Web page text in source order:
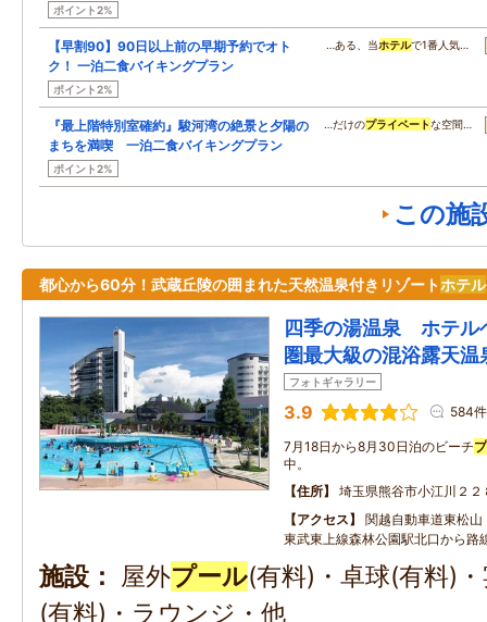
ポイント2%
【早割90】90日以上前の早期予約でオト
ク！ 一泊二食バイキングプラン
ポイント2%
…ある、当ホテルで1番人気…
『最上階特別室確約』駿河湾の絶景と夕陽の
まちを満喫 一泊二食バイキングプラン
ポイント2%
…だけのプライベートな空間…
この施
都心から60分！武蔵丘陵の囲まれた天然温泉付きリゾートホテル
四季の湯温泉 ホテ
圏最大級の混浴露天温
フォトギャラリー
3.9 584件
7月18日から8月30日泊のビーチ
中。
住所
埼玉県熊谷市小江川２２
アクセス
関越自動車道東松
東武東上線森林公園駅北口から路
施設 屋外プール(有料)・卓球(有料)
(有料)・ラウンジ・他